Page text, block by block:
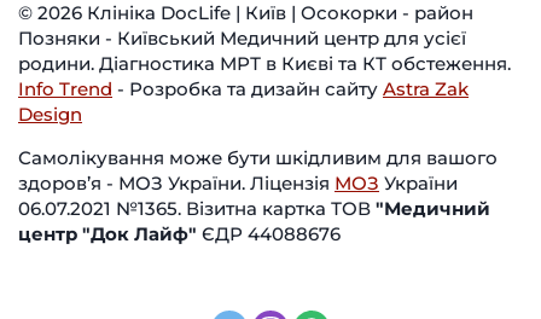
© 2026 Клініка DocLife | Київ | Осокорки - район
Позняки - Київський Медичний центр для усієї
родини. Діагностика МРТ в Києві та КТ обстеження.
Info Trend - Розробка та дизайн сайту Astra Zak
Design
Самолікування може бути шкідливим для вашого
здоров’я - МОЗ України. Ліцензія МОЗ України
06.07.2021 №1365. Візитна картка ТОВ "Медичний
центр "Док Лайф" ЄДР 44088676